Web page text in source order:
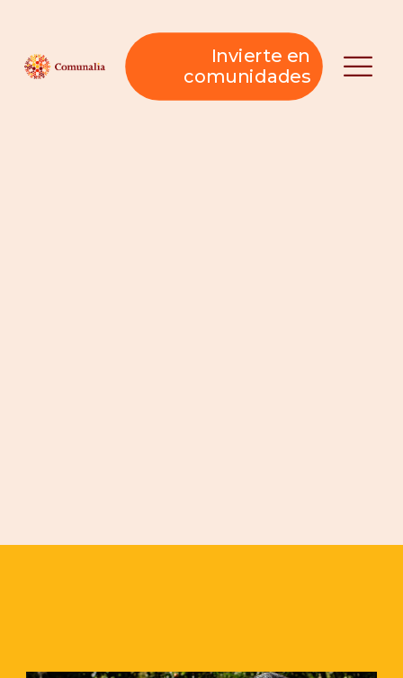
Invierte en
comunidades